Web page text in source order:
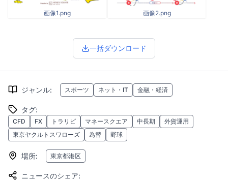
画像1.png 画像2.png
一括ダウンロード
ジャンル: スポーツ ネット・IT 金融・経済
タグ:
CFD FX トラリピ マネースクエア 中長期
外貨運用
東京ヤクルトスワローズ
為替 野球
場所: 東京都港区
ニュースのシェア: